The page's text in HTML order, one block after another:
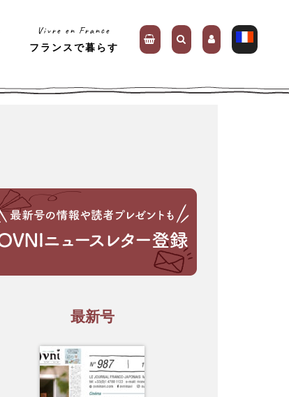
Vivre en France
フランスで暮らす
最新号